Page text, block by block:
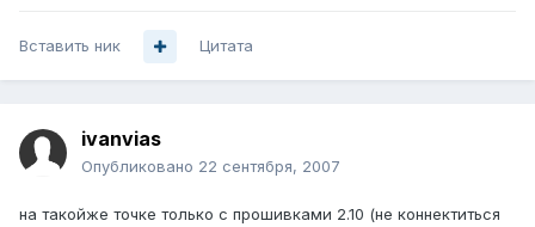
Вставить ник Цитата
ivanvias
Опубликовано 22 сентября, 2007
на такойже точке только с прошивками 2.10 (не коннектиться